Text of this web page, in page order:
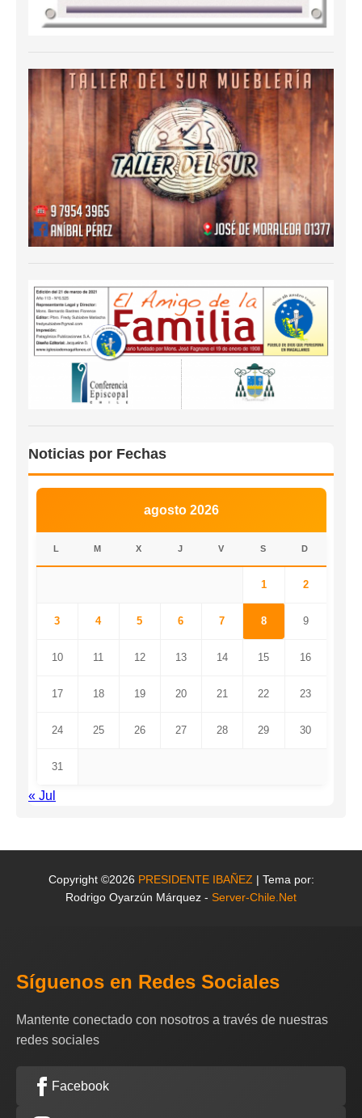
Noticias por Fechas
agosto 2026
L M X J V S D
1 2
3 4 5 6 7 8 9
10 11 12 13 14 15 16
17 18 19 20 21 22 23
24 25 26 27 28 29 30
31
« Jul
Copyright ©2026 PRESIDENTE IBAÑEZ | Tema por:
Rodrigo Oyarzún Márquez - Server-Chile.Net
Síguenos en Redes Sociales
Mantente conectado con nosotros a través de nuestras
redes sociales
Facebook